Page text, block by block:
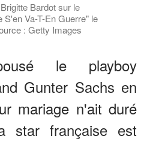
Bardot sur le
S'en Va-T-En Guerre" le
: Getty Images
le playboy
Gunter Sachs en
mariage n'ait duré
star française est